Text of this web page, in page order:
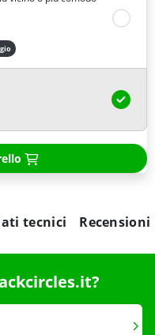
tecnici Recensioni